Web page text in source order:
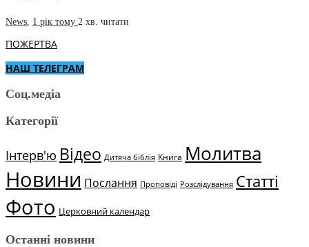
News 1 рік тому 2 хв. читати
ПОЖЕРТВА
НАШ ТЕЛЕГРАМ
Соц.медіа
Категорії
Інтерв'ю Відео Дитяча біблія Книга Молитва
Новини Послання Проповіді Розслідування Статті
Фото Церковний календар
Останні новини